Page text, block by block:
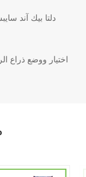
دلتا بيك آند
اختيار ووضع ذراع